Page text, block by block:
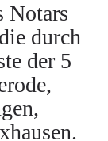
Notars
durch
der 5